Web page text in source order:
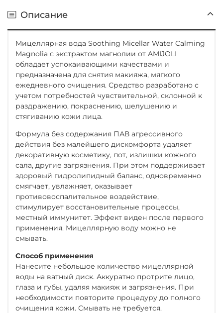
Описание
Мицеллярная вода Soothing Micellar Water Calming
Magnolia с экстрактом магнолии от AMIJOLI
обладает успокаивающими качествами и
предназначена для снятия макияжа, мягкого
ежедневного очищения. Средство разработано с
учетом потребностей чувствительной, склонной к
раздражению, покраснению, шелушению и
стягиванию кожи лица.
Формула без содержания ПАВ агрессивного
действия без малейшего дискомфорта удаляет
декоративную косметику, пот, излишки кожного
сала, другие загрязнения. При этом поддерживает
здоровый гидролипидный баланс, одновременно
смягчает, увлажняет, оказывает
противовоспалительное воздействие,
стимулирует восстановительные процессы,
местный иммунитет. Эффект виден после первого
применения. Мицеллярную воду можно не
смывать.
Способ применения
Нанесите небольшое количество мицеллярной
воды на ватный диск. Аккуратно протрите лицо,
глаза и губы, удаляя макияж и загрязнения. При
необходимости повторите процедуру до полного
очищения кожи. Смывать не требуется.